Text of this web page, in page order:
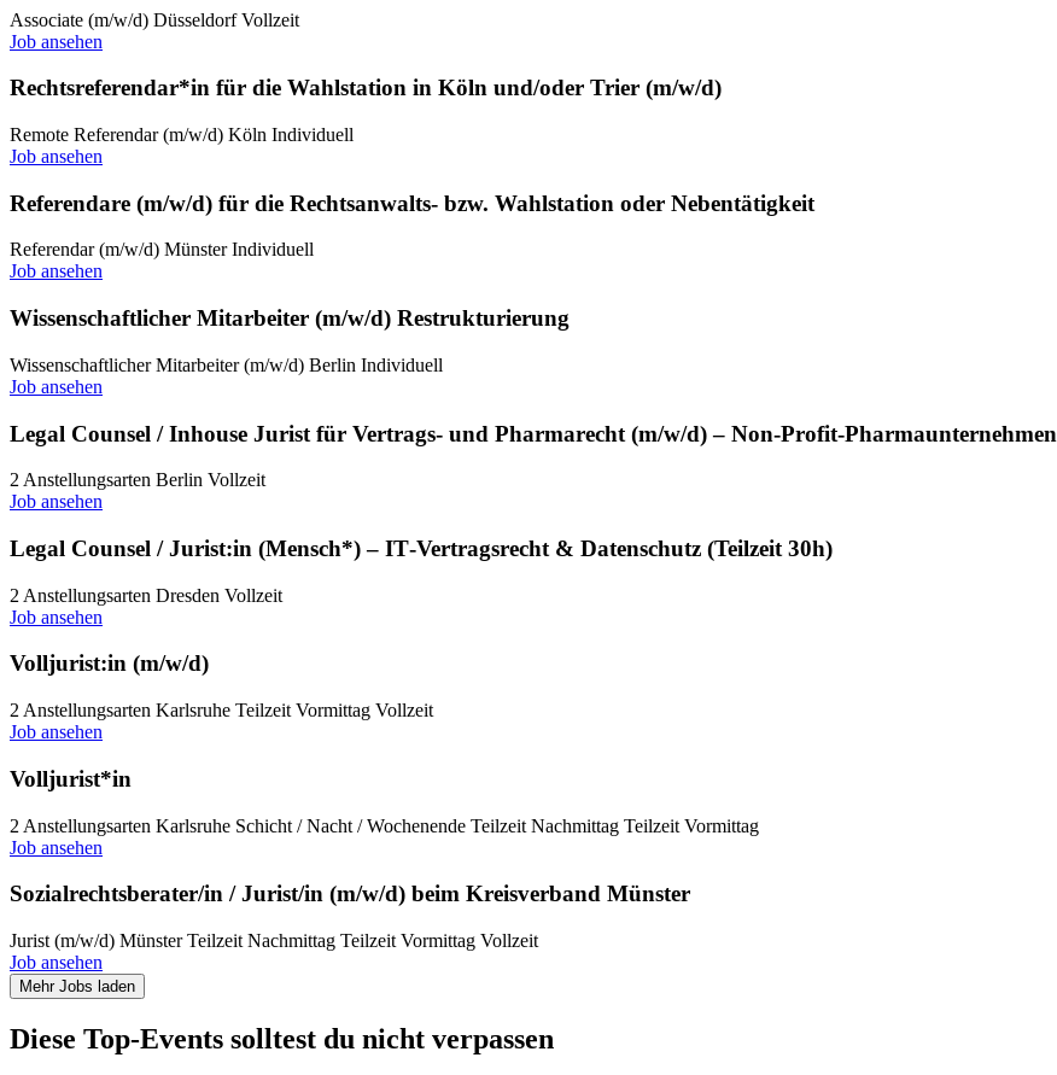
Associate (m/w/d) Düsseldorf Vollzeit
Job ansehen
Rechtsreferendar*in für die Wahlstation in Köln und/oder Trier (m/w/d)
Remote Referendar (m/w/d) Köln Individuell
Job ansehen
Referendare (m/w/d) für die Rechtsanwalts- bzw. Wahlstation oder Nebentätigkeit
Referendar (m/w/d) Münster Individuell
Job ansehen
Wissenschaftlicher Mitarbeiter (m/w/d) Restrukturierung
Wissenschaftlicher Mitarbeiter (m/w/d) Berlin Individuell
Job ansehen
Legal Counsel / Inhouse Jurist für Vertrags- und Pharmarecht (m/w/d) – Non-Profit-Pharmaunternehmen
2 Anstellungsarten Berlin Vollzeit
Job ansehen
Legal Counsel / Jurist:in (Mensch*) – IT‑Vertragsrecht & Datenschutz (Teilzeit 30h)
2 Anstellungsarten Dresden Vollzeit
Job ansehen
Volljurist:in (m/w/d)
2 Anstellungsarten Karlsruhe Teilzeit Vormittag Vollzeit
Job ansehen
Volljurist*in
2 Anstellungsarten Karlsruhe Schicht / Nacht / Wochenende Teilzeit Nachmittag Teilzeit Vormittag
Job ansehen
Sozialrechtsberater/in / Jurist/in (m/w/d) beim Kreisverband Münster
Jurist (m/w/d) Münster Teilzeit Nachmittag Teilzeit Vormittag Vollzeit
Job ansehen
Mehr Jobs laden
Diese Top-Events solltest du nicht verpassen​